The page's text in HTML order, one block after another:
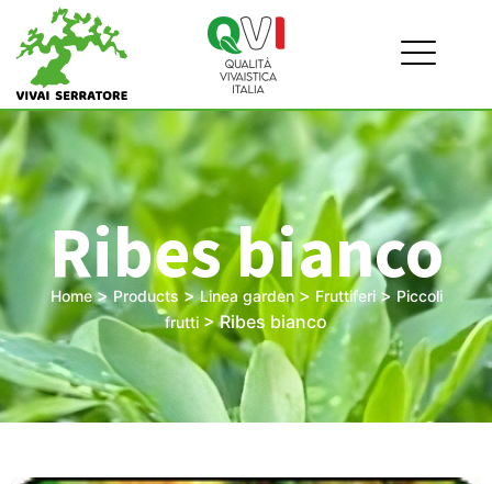
Ribes bianco
Home>Products >Linea garden> Fruttiferi>Piccoli
frutti >Ribes bianco